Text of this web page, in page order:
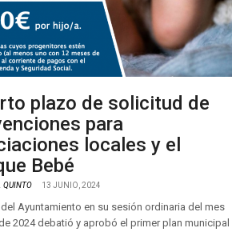
plazo de solicitud de
para
locales y el
Bebé
QUINTO 13 JUNIO, 2024
Ayuntamiento en su sesión ordinaria del mes
2024 debatió y aprobó el primer plan municipal